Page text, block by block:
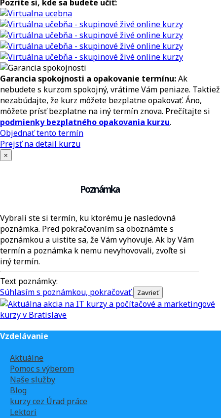
Pozrite si, kde sa budete učiť:
Garancia spokojnosti a opakovanie termínu:Ak
nebudete s kurzom spokojný, vrátime Vám peniaze. Taktiež
nezabúdajte, že kurz môžete bezplatne opakovať. Áno,
môžete prísť bezplatne na iný termín znova. Prečítajte si
podmienky bezplatného opakovania kurzu.
Objednať tento termín
Prejsť na detail kurzu
×
Poznámka
Vybrali ste si termín, ku ktorému je nasledovná
poznámka. Pred pokračovaním sa oboznámte s
poznámkou a uistite sa, že Vám vyhovuje. Ak by Vám
termín a poznámka k nemu nevyhovovali, zvoľte si
iný termín.
Text poznámky:
Súhlasím s poznámkou, pokračovať
Vzdelávanie
Aktuálne
Pomoc s výberom
Naše služby
Blog
kurzy cez Úrad práce
Lektori